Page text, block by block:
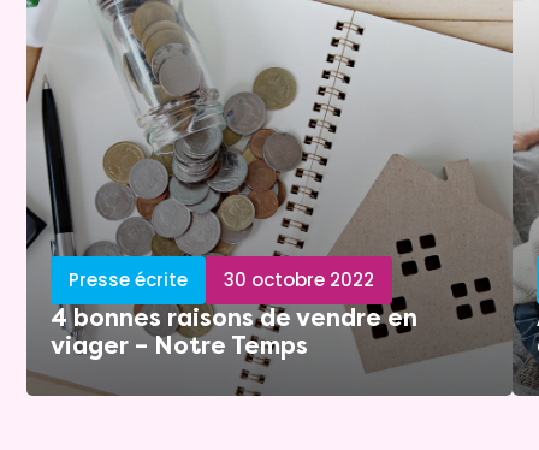
Presse écrite 30 octobre 2022
4 bonnes raisons de vendre en
viager – Notre Temps